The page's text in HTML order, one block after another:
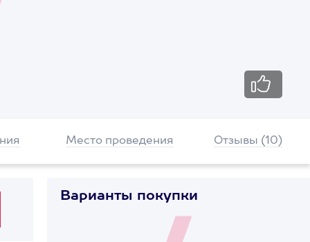
Место проведения Отзывы (10)
Варианты покупки